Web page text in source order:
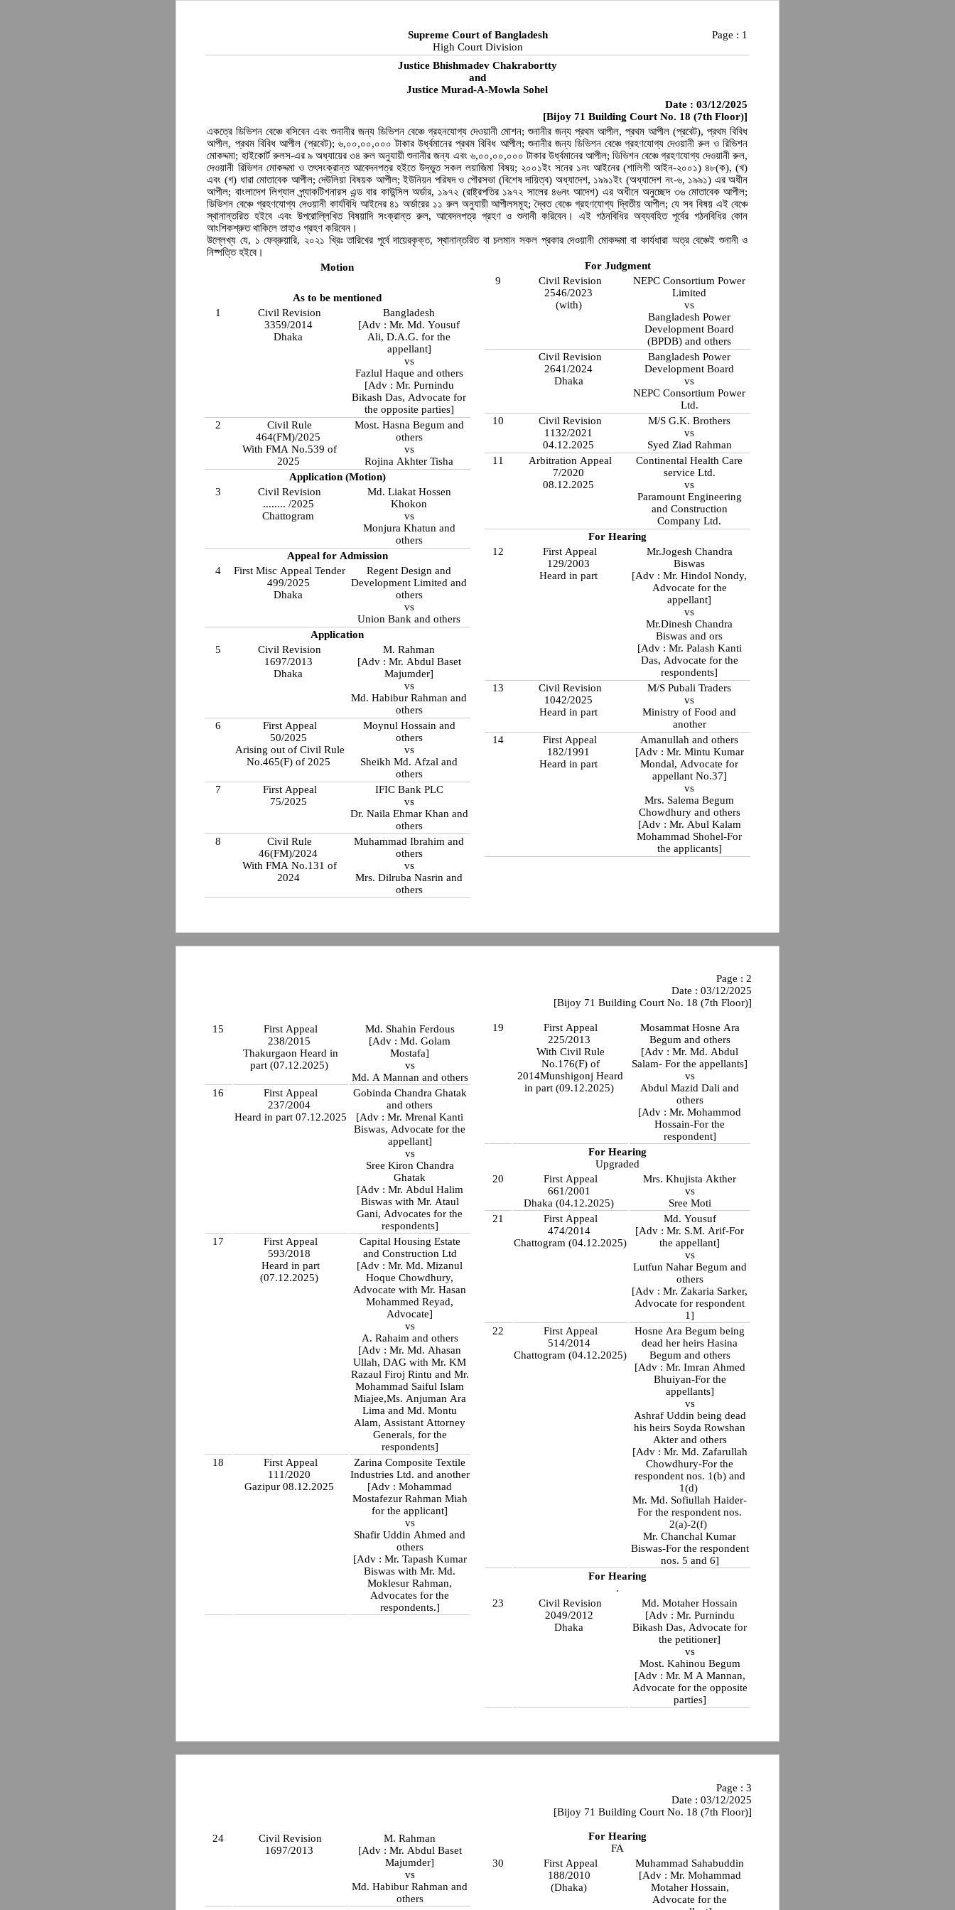
Supreme Court of Bangladesh
High Court Division
Page : 1
Justice Bhishmadev Chakrabortty
and
Justice Murad-A-Mowla Sohel
Date : 03/12/2025
[Bijoy 71 Building Court No. 18 (7th Floor)]
একত্রে ডিভিশন বেঞ্চে বসিবেন এবং শুনানীর জন্য ডিভিশন বেঞ্চে গ্রহনযোগ্য দেওয়ানী মোশন; শুনানীর জন্য প্রথম আপীল, প্রথম আপীল (প্রবেট), প্রথম বিবিধ
আপীল, প্রথম বিবিধ আপীল (প্রবেট); ৬,০০,০০,০০০ টাকার উর্ধ্বমানের প্রথম বিবিধ আপীল; শুনানীর জন্য ডিভিশন বেঞ্চে গ্রহণযোগ্য দেওয়ানী রুল ও রিভিশন
মোকদ্দমা; হাইকোর্ট রুলস-এর ৯ অধ্যায়ের ৩৪ রুল অনুযায়ী শুনানীর জন্য এবং ৬,০০,০০,০০০ টাকার উর্ধ্বমানের আপীল; ডিভিশন বেঞ্চে গ্রহণযোগ্য দেওয়ানী রুল,
দেওয়ানী রিভিশন মোকদ্দমা ও তৎসংক্রান্ত আবেদনপত্র হইতে উদ্ভুত সকল লয়াজিমা বিষয়; ২০০১ইং সনের ১নং আইনের (শালিশী আইন-২০০১) ৪৮(ক), (খ)
এবং (গ) ধারা মোতাবেক আপীল; দেউলিয়া বিষয়ক আপীল; ইউনিয়ন পরিষদ ও পৌরসভা (বিশেষ দায়িত্ব) অধ্যাদেশ, ১৯৯১ইং (অধ্যাদেশ নং-৬, ১৯৯১) এর অধীন
আপীল; বাংলাদেশ লিগ্যাল প্র্যাকটিশনারস এন্ড বার কাউন্সিল অর্ডার, ১৯৭২ (রাষ্ট্রপতির ১৯৭২ সালের ৪৬নং আদেশ) এর অধীনে অনুচ্ছেদ ৩৬ মোতাবেক আপীল;
ডিভিশন বেঞ্চে গ্রহণযোগ্য দেওয়ানী কার্যবিধি আইনের ৪১ অর্ডারের ১১ রুল অনুযায়ী আপীলসমূহ; দ্বৈত বেঞ্চে গ্রহণযোগ্য দ্বিতীয় আপীল; যে সব বিষয় এই বেঞ্চে
স্থানান্তরিত হইবে এবং উপরোল্লিখিত বিষয়াদি সংক্রান্ত রুল, আবেদনপত্র গ্রহণ ও শুনানী করিবেন। এই গঠনবিধির অব্যবহিত পূর্বের গঠনবিধির কোন
আংশিকশ্রুত থাকিলে তাহাও গ্রহণ করিবেন।
উল্লেখ্য যে, ১ ফেব্রুয়ারি, ২০২১ খ্রিঃ তারিখের পূর্বে দায়েরকৃক্ত, স্থানান্তরিত বা চলমান সকল প্রকার দেওয়ানী মোকদ্দমা বা কার্যধারা অত্র বেঞ্চেই শুনানী ও
নিষ্পত্তি হইবে।
Motion
As to be mentioned
1
Civil Revision
3359/2014
Dhaka
Bangladesh
[Adv : Mr. Md. Yousuf
Ali, D.A.G. for the
appellant]
vs
Fazlul Haque and others
[Adv : Mr. Purnindu
Bikash Das, Advocate for
the opposite parties]
2
Civil Rule
464(FM)/2025
With FMA No.539 of
2025
Most. Hasna Begum and
others
vs
Rojina Akhter Tisha
Application (Motion)
3
Civil Revision
........ /2025
Chattogram
Md. Liakat Hossen
Khokon
vs
Monjura Khatun and
others
Appeal for Admission
4
First Misc Appeal Tender
499/2025
Dhaka
Regent Design and
Development Limited and
others
vs
Union Bank and others
Application
5
Civil Revision
1697/2013
Dhaka
M. Rahman
[Adv : Mr. Abdul Baset
Majumder]
vs
Md. Habibur Rahman and
others
6
First Appeal
50/2025
Arising out of Civil Rule
No.465(F) of 2025
Moynul Hossain and
others
vs
Sheikh Md. Afzal and
others
7
First Appeal
75/2025
IFIC Bank PLC
vs
Dr. Naila Ehmar Khan and
others
8
Civil Rule
46(FM)/2024
With FMA No.131 of
2024
Muhammad Ibrahim and
others
vs
Mrs. Dilruba Nasrin and
others
For Judgment
9
Civil Revision
2546/2023
(with)
NEPC Consortium Power
Limited
vs
Bangladesh Power
Development Board
(BPDB) and others
Civil Revision
2641/2024
Dhaka
Bangladesh Power
Development Board
vs
NEPC Consortium Power
Ltd.
10
Civil Revision
1132/2021
04.12.2025
M/S G.K. Brothers
vs
Syed Ziad Rahman
11
Arbitration Appeal
7/2020
08.12.2025
Continental Health Care
service Ltd.
vs
Paramount Engineering
and Construction
Company Ltd.
For Hearing
12
First Appeal
129/2003
Heard in part
Mr.Jogesh Chandra
Biswas
[Adv : Mr. Hindol Nondy,
Advocate for the
appellant]
vs
Mr.Dinesh Chandra
Biswas and ors
[Adv : Mr. Palash Kanti
Das, Advocate for the
respondents]
13
Civil Revision
1042/2025
Heard in part
M/S Pubali Traders
vs
Ministry of Food and
another
14
First Appeal
182/1991
Heard in part
Amanullah and others
[Adv : Mr. Mintu Kumar
Mondal, Advocate for
appellant No.37]
vs
Mrs. Salema Begum
Chowdhury and others
[Adv : Mr. Abul Kalam
Mohammad Shohel-For
the applicants]
Page : 2
Date : 03/12/2025
[Bijoy 71 Building Court No. 18 (7th Floor)]
15
First Appeal
238/2015
Thakurgaon Heard in
part (07.12.2025)
Md. Shahin Ferdous
[Adv : Md. Golam
Mostafa]
vs
Md. A Mannan and others
16
First Appeal
237/2004
Heard in part 07.12.2025
Gobinda Chandra Ghatak
and others
[Adv : Mr. Mrenal Kanti
Biswas, Advocate for the
appellant]
vs
Sree Kiron Chandra
Ghatak
[Adv : Mr. Abdul Halim
Biswas with Mr. Ataul
Gani, Advocates for the
respondents]
17
First Appeal
593/2018
Heard in part
(07.12.2025)
Capital Housing Estate
and Construction Ltd
[Adv : Mr. Md. Mizanul
Hoque Chowdhury,
Advocate with Mr. Hasan
Mohammed Reyad,
Advocate]
vs
A. Rahaim and others
[Adv : Mr. Md. Ahasan
Ullah, DAG with Mr. KM
Razaul Firoj Rintu and Mr.
Mohammad Saiful Islam
Miajee,Ms. Anjuman Ara
Lima and Md. Montu
Alam, Assistant Attorney
Generals, for the
respondents]
18
First Appeal
111/2020
Gazipur 08.12.2025
Zarina Composite Textile
Industries Ltd. and another
[Adv : Mohammad
Mostafezur Rahman Miah
for the applicant]
vs
Shafir Uddin Ahmed and
others
[Adv : Mr. Tapash Kumar
Biswas with Mr. Md.
Moklesur Rahman,
Advocates for the
respondents.]
19
First Appeal
225/2013
With Civil Rule
No.176(F) of
2014Munshigonj Heard
in part (09.12.2025)
Mosammat Hosne Ara
Begum and others
[Adv : Mr. Md. Abdul
Salam- For the appellants]
vs
Abdul Mazid Dali and
others
[Adv : Mr. Mohammod
Hossain-For the
respondent]
For Hearing
Upgraded
20
First Appeal
661/2001
Dhaka (04.12.2025)
Mrs. Khujista Akther
vs
Sree Moti
21
First Appeal
474/2014
Chattogram (04.12.2025)
Md. Yousuf
[Adv : Mr. S.M. Arif-For
the appellant]
vs
Lutfun Nahar Begum and
others
[Adv : Mr. Zakaria Sarker,
Advocate for respondent
1]
22
First Appeal
514/2014
Chattogram (04.12.2025)
Hosne Ara Begum being
dead her heirs Hasina
Begum and others
[Adv : Mr. Imran Ahmed
Bhuiyan-For the
appellants]
vs
Ashraf Uddin being dead
his heirs Soyda Rowshan
Akter and others
[Adv : Mr. Md. Zafarullah
Chowdhury-For the
respondent nos. 1(b) and
1(d)
Mr. Md. Sofiullah Haider-
For the respondent nos.
2(a)-2(f)
Mr. Chanchal Kumar
Biswas-For the respondent
nos. 5 and 6]
For Hearing
.
23
Civil Revision
2049/2012
Dhaka
Md. Motaher Hossain
[Adv : Mr. Purnindu
Bikash Das, Advocate for
the petitioner]
vs
Most. Kahinou Begum
[Adv : Mr. M A Mannan,
Advocate for the opposite
parties]
Page : 3
Date : 03/12/2025
[Bijoy 71 Building Court No. 18 (7th Floor)]
24
Civil Revision
1697/2013
M. Rahman
[Adv : Mr. Abdul Baset
Majumder]
vs
Md. Habibur Rahman and
others
For Hearing
FA
30
First Appeal
188/2010
(Dhaka)
Muhammad Sahabuddin
[Adv : Mr. Mohammad
Motaher Hossain,
Advocate for the